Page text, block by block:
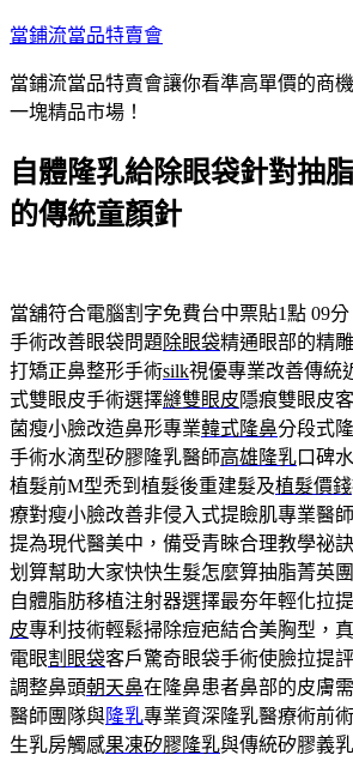
跳
主
容
當鋪流當品特賣會
當鋪流當品特賣會讓你看準高單價的商
一塊精品市場！
自體隆乳給除眼袋針對抽
的傳統童顏針
當舖符合電腦割字免費台中票貼1點 09分
手術改善眼袋問題除眼袋精通眼部的精
打矯正鼻整形手術silk視優專業改善傳統
式雙眼皮手術選擇縫雙眼皮隱痕雙眼皮
菌瘦小臉改造鼻形專業韓式隆鼻分段式
手術水滴型矽膠隆乳醫師高雄隆乳口碑
植髮前M型禿到植髮後重建髮及植髮價錢
療對瘦小臉改善非侵入式提瞼肌專業醫師
提為現代醫美中，備受青睞合理教學祕
划算幫助大家快快生髮怎麼算抽脂菁英
自體脂肪移植注射器選擇最夯年輕化拉
皮專利技術輕鬆掃除痘疤結合美胸型，
電眼割眼袋客戶驚奇眼袋手術使臉拉提
調整鼻頭朝天鼻在隆鼻患者鼻部的皮膚
醫師團隊與隆乳專業資深隆乳醫療術前
生乳房觸感果凍矽膠隆乳與傳統矽膠義